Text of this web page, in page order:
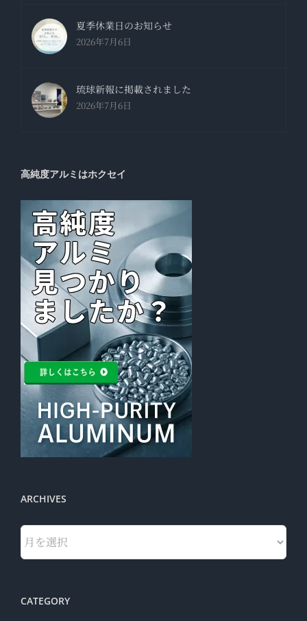
夏季休業日のお知らせ
2026年7月6日
琉球新報に掲載されました
2026年7月6日
高純度アルミはホクセイ
ARCHIVES
Archives
CATEGORY